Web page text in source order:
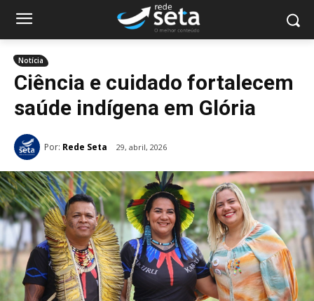
Notícia
Ciência e cuidado fortalecem
saúde indígena em Glória
Por: Rede Seta 29, abril, 2026